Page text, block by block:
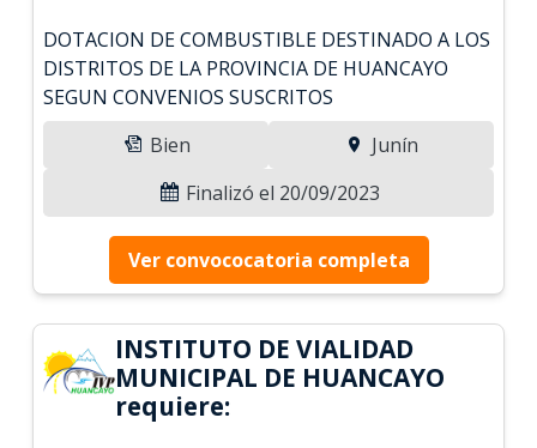
DOTACION DE COMBUSTIBLE DESTINADO A LOS
DISTRITOS DE LA PROVINCIA DE HUANCAYO
SEGUN CONVENIOS SUSCRITOS
Bien
Junín
Finalizó el 20/09/2023
Ver convococatoria completa
INSTITUTO DE VIALIDAD
MUNICIPAL DE HUANCAYO
requiere: